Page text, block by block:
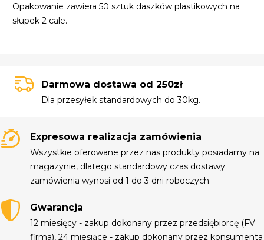
Opakowanie zawiera 50 sztuk daszków plastikowych na
słupek 2 cale.
Darmowa dostawa od 250zł
Dla przesyłek standardowych do 30kg.
Expresowa realizacja zamówienia
Wszystkie oferowane przez nas produkty posiadamy na
magazynie, dlatego standardowy czas dostawy
zamówienia wynosi od 1 do 3 dni roboczych.
Gwarancja
12 miesięcy - zakup dokonany przez przedsiębiorcę (FV
firma), 24 miesiące - zakup dokonany przez konsumenta